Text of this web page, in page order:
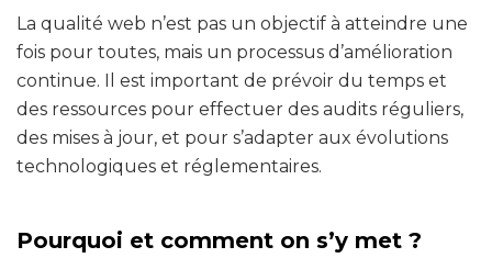
La qualité web n’est pas un objectif à atteindre une
fois pour toutes, mais un processus d’amélioration
continue. Il est important de prévoir du temps et
des ressources pour effectuer des audits réguliers,
des mises à jour, et pour s’adapter aux évolutions
technologiques et réglementaires.
Pourquoi et comment on s’y met ?